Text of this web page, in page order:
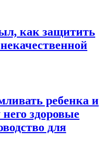
как защитить
ребенка и
здоровые
для